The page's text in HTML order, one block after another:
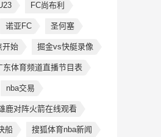
FC尚布利
诺亚FC 圣何塞
开始 掘金vs快艇录像
东体育频道直播节目表
nba交易
鹿对阵火箭在线观看
船 搜狐体育nba新闻